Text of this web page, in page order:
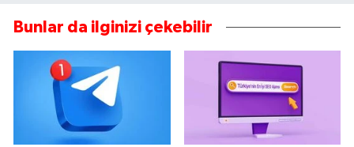
Bunlar da ilginizi çekebilir